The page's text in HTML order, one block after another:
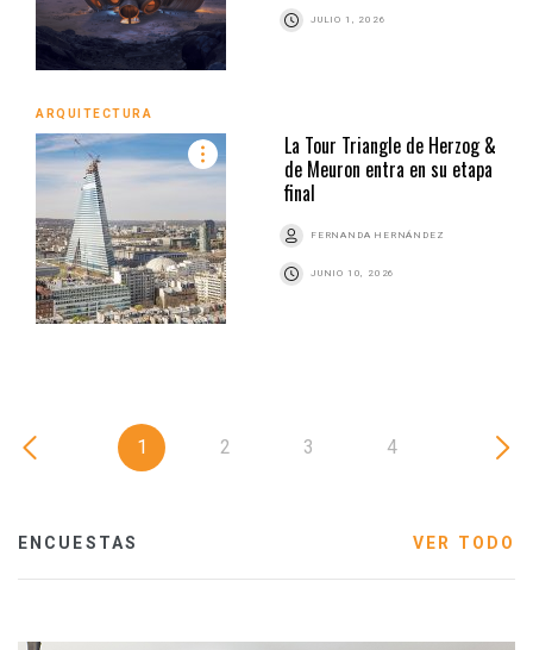
JULIO 1, 2026
ARQUITECTURA
La Tour Triangle de Herzog &
de Meuron entra en su etapa
final
FERNANDA HERNÁNDEZ
JUNIO 10, 2026
1 2 3 4
ENCUESTAS VER TODO